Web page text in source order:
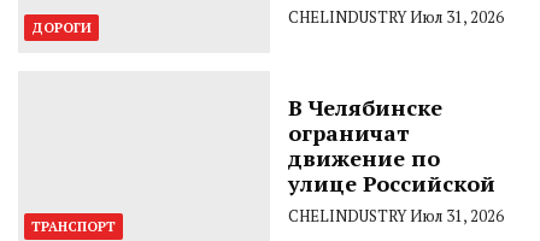
ДОРОГИ CHELINDUSTRYИюл 31, 2026
ТРАНСПОРТ
В Челябинске
ограничат
движение по
улице Российской
CHELINDUSTRYИюл 31, 2026